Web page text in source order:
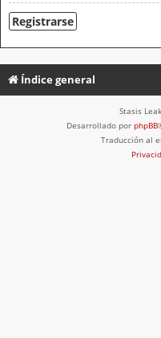
Registrarse
Índice general
Stasis
Desarrollado por phpBB
Traducción al